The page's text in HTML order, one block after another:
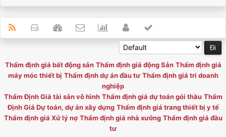
Thẩm định giá bất động sản Thẩm định giá động Sản Thẩm định giá
máy móc thiết bị Thẩm định dự án đầu tư Thẩm định giá tri doanh
nghiệp
Thẩm Định Giá tài sản vô hình Thẩm định giá dự toán gói thầu Thẩm
Định Giá Dự toán, dự án xây dựng Thẩm định giá trang thiết bị y tế
Thẩm định giá Xử lý nợ Thẩm định giá nhà xưởng Thẩm định giá đầu
tư